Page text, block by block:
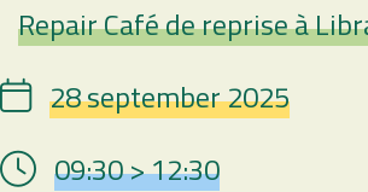
Repair Café
Repair Café de reprise à
Date 28 september 2025
Hour 09:30 > 12:30